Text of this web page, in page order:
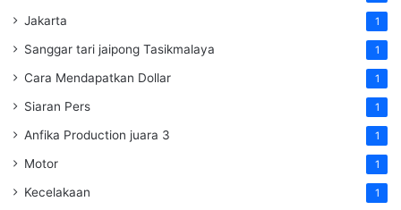
Jakarta 1
Sanggar tari jaipong Tasikmalaya 1
Cara Mendapatkan Dollar 1
Siaran Pers 1
Anfika Production juara 3 1
Motor 1
Kecelakaan 1